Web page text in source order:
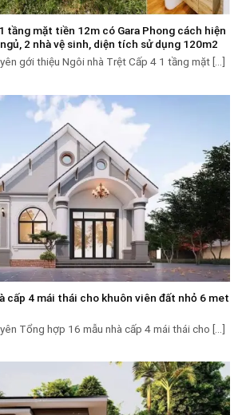
tầng mặt tiền 12m có Gara Phong cách hiện
2 nhà vệ sinh, diện tích sử dụng 120m2
gới thiệu Ngôi nhà Trệt Cấp 4 1 tầng mặt [...]
cấp 4 mái thái cho khuôn viên đất nhỏ 6 met
Tổng hợp 16 mẫu nhà cấp 4 mái thái cho [...]